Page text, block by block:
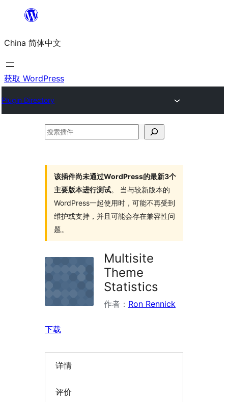
内
容
China 简体中文
获取 WordPress
Plugin Directory
搜
该插件尚未通过WordPress的最新3个
主要版本进行测试。 当与较新版本的
WordPress一起使用时，可能不再受到
维护或支持，并且可能会存在兼容性问
题。
Multisite
Theme
Statistics
作者： Ron Rennick
下载
详情
评价